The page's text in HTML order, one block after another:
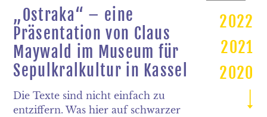
„Ostraka“ – eine
Präsentation von Claus
Maywald im Museum für
Sepulkralkultur in Kassel
Die Texte sind nicht einfach zu
entziffern. Was hier auf schwarzer
2022
2021
2020